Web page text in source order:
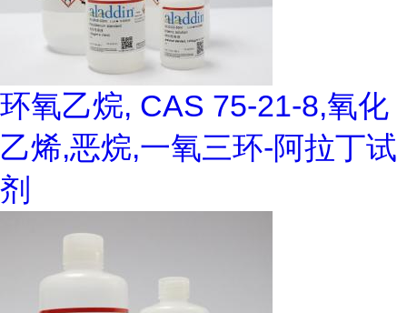
环氧乙烷, CAS 75-21-8,氧化
乙烯,恶烷,一氧三环-阿拉丁试
剂